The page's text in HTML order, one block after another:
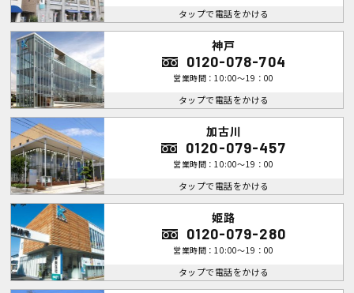
タップで電話をかける
神戸
0120-078-704
営業時間：10:00～19：00
タップで電話をかける
加古川
0120-079-457
営業時間：10:00～19：00
タップで電話をかける
姫路
0120-079-280
営業時間：10:00～19：00
タップで電話をかける